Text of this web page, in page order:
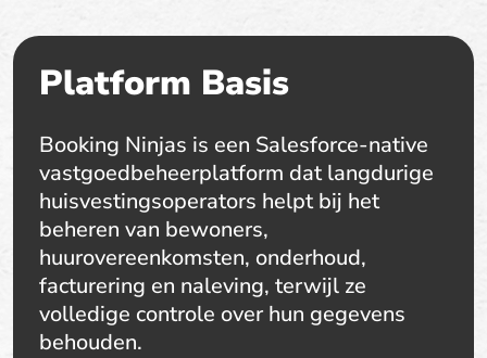
Platform Basis
Booking Ninjas is een Salesforce-native
vastgoedbeheerplatform dat langdurige
huisvestingsoperators helpt bij het
beheren van bewoners,
huurovereenkomsten, onderhoud,
facturering en naleving, terwijl ze
volledige controle over hun gegevens
behouden.